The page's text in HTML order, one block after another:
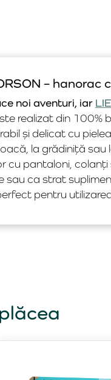
–
noi aventuri, iar
realizat din 100%
și delicat cu
la grădiniță
cu pantaloni,
sau ca strat
pentru